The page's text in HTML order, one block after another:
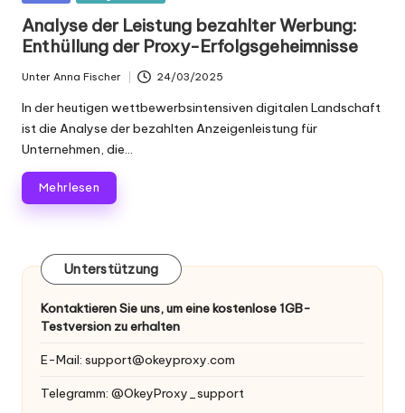
f
ü
r
je
d
e
n
e
rf
Scraping
und
mehr.
Analyse der Leistung bezahlter Werbung:
Enthüllung der Proxy-Erfolgsgeheimnisse
von
Unter Anna Fischer 24/03/2025
In der heutigen wettbewerbsintensiven digitalen Landschaft
ist die Analyse der bezahlten Anzeigenleistung für
Unternehmen, die...
Mehr lesen
Unterstützung
Kontaktieren Sie uns, um eine kostenlose 1GB-
Testversion zu erhalten
E-Mail: support@okeyproxy.com
Telegramm: @OkeyProxy_support